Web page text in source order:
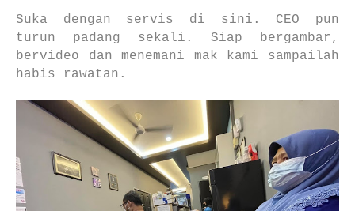
Suka dengan servis di sini. CEO pun
turun padang sekali. Siap bergambar,
bervideo dan menemani mak kami sampailah
habis rawatan.